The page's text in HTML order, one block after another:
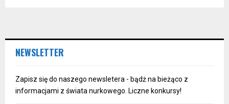
NEWSLETTER
Zapisz się do naszego newsletera - bądż na bieżąco z
informacjami z świata nurkowego. Liczne konkursy!